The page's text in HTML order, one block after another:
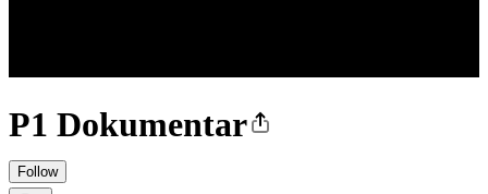
P1 Dokumentar
Follow